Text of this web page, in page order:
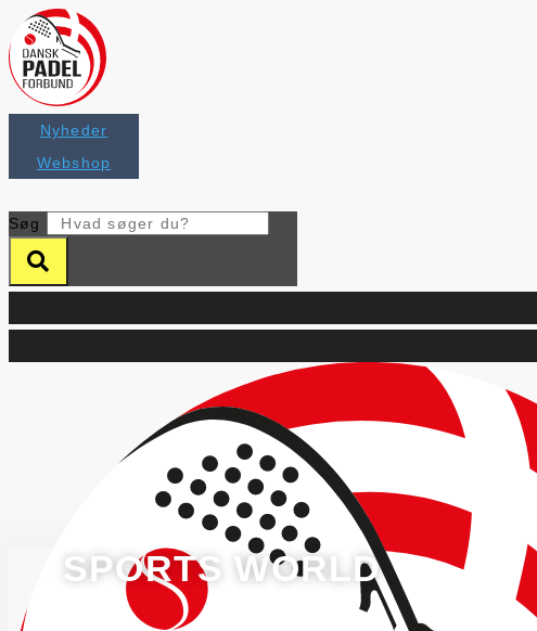
Videre
til
indhold
Nyheder
Webshop
Søg
SPORTS WORLD